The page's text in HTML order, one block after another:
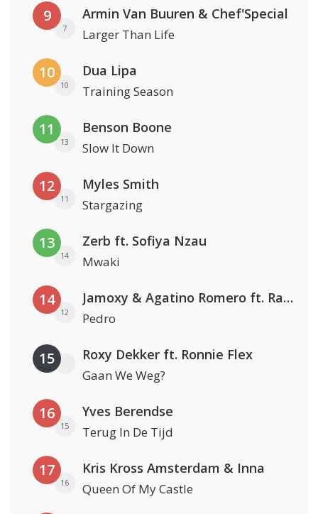
9
7
Armin Van Buuren & Chef'Special
Larger Than Life
10
10
Dua Lipa
Training Season
11
13
Benson Boone
Slow It Down
12
11
Myles Smith
Stargazing
13
14
Zerb ft. Sofiya Nzau
Mwaki
14
12
Jamoxy & Agatino Romero ft. Raffaella Carrà
Pedro
15 Roxy Dekker ft. Ronnie Flex
Gaan We Weg?
16
15
Yves Berendse
Terug In De Tijd
17
16
Kris Kross Amsterdam & Inna
Queen Of My Castle